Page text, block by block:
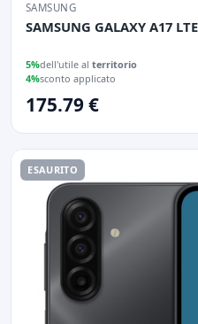
SAMSUNG
SAMSUNG GALAXY A17
5%dell'utile al territorio
4%sconto applicato
175.79 €
ESAURITO